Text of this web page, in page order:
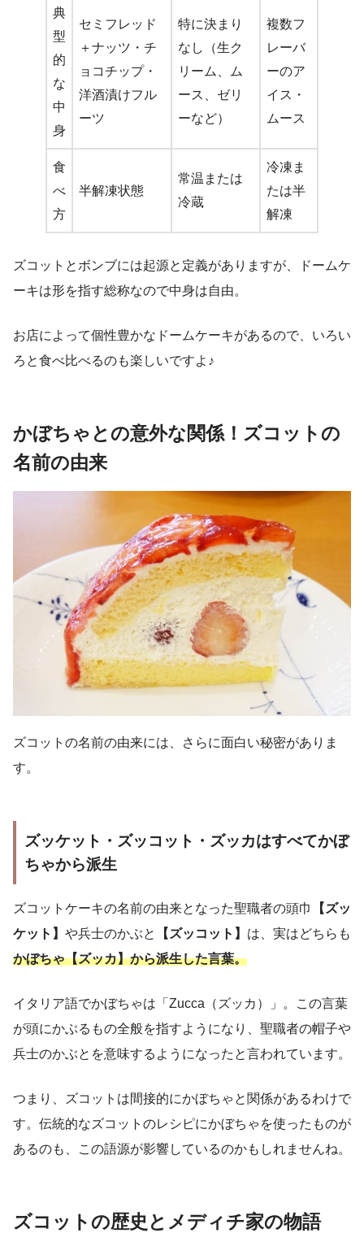
典
型
的
な
中
身
セミフレッド
＋ナッツ・チ
ョコチップ・
洋酒漬けフル
ーツ
特に決まり
なし（生ク
リーム、ム
ース、ゼリ
ーなど）
複数フ
レーバ
ーのア
イス・
ムース
食
べ
方
半解凍状態
常温または
冷蔵
冷凍ま
たは半
解凍
ズコットとボンブには起源と定義がありますが、ドームケ
ーキは形を指す総称なので中身は自由。
お店によって個性豊かなドームケーキがあるので、いろい
ろと食べ比べるのも楽しいですよ♪
かぼちゃとの意外な関係！ズコットの
名前の由来
ズコットの名前の由来には、さらに面白い秘密がありま
す。
ズッケット・ズッコット・ズッカはすべてかぼ
ちゃから派生
ズコットケーキの名前の由来となった聖職者の頭巾
【ズッ
ケット】 や兵士のかぶと 【ズッコット】 は、実はどちらも
かぼちゃ【ズッカ】から派生した言葉。
イタリア語でかぼちゃは「Zucca（ズッカ）」。この言葉
が頭にかぶるもの全般を指すようになり、聖職者の帽子や
兵士のかぶとを意味するようになったと言われています。
つまり、ズコットは間接的にかぼちゃと関係があるわけで
す。伝統的なズコットのレシピにかぼちゃを使ったものが
あるのも、この語源が影響しているのかもしれませんね。
ズコットの歴史とメディチ家の物語